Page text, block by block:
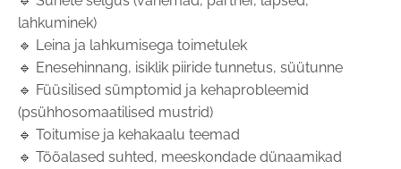
lahkuminek)
🔹 Leina ja lahkumisega toimetulek
🔹 Enesehinnang, isiklik piiride tunnetus, süütunne
🔹 Füüsilised sümptomid ja kehaprobleemid
(psühhosomaatilised mustrid)
🔹 Toitumise ja kehakaalu teemad
🔹 Tööalased suhted, meeskondade dünaamikad